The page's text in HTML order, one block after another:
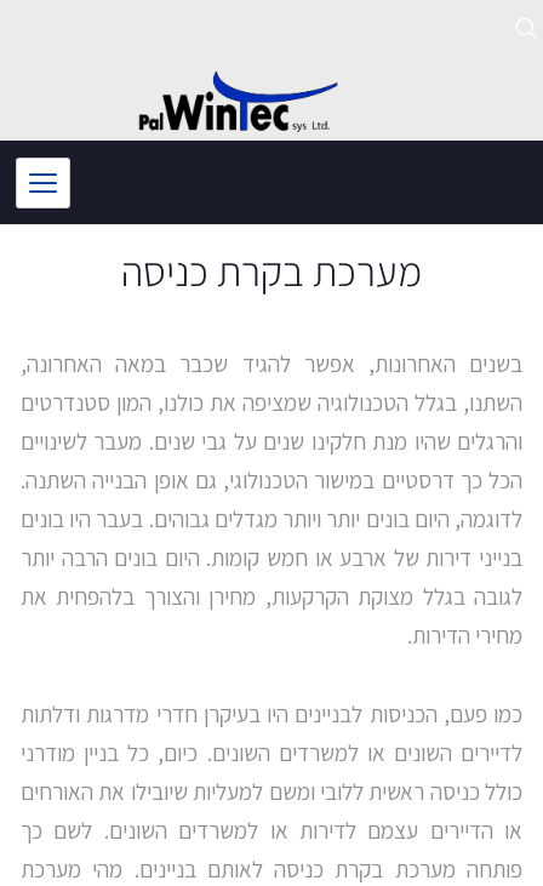
מערכת בקרת כניסה
בשנים האחרונות, אפשר להגיד שכבר במאה האחרונה,
השתנו, בגלל הטכנולוגיה שמציפה את כולנו, המון סטנדרטים
והרגלים שהיו מנת חלקינו שנים על גבי שנים. מעבר לשינויים
הכל כך דרסטיים במישור הטכנולוגי, גם אופן הבנייה השתנה.
לדוגמה, היום בונים יותר ויותר מגדלים גבוהים. בעבר היו בונים
בנייני דירות של ארבע או חמש קומות. היום בונים הרבה יותר
לגובה בגלל מצוקת הקרקעות, מחירן והצורך בלהפחית את
מחירי הדירות.
כמו פעם, הכניסות לבניינים היו בעיקרן חדרי מדרגות ודלתות
לדיירים השונים או למשרדים השונים. כיום, כל בניין מודרני
כולל כניסה ראשית ללובי ומשם למעליות שיובילו את האורחים
או הדיירים עצמם לדירות או למשרדים השונים. לשם כך
פותחה מערכת בקרת כניסה לאותם בניינים. מהי מערכת